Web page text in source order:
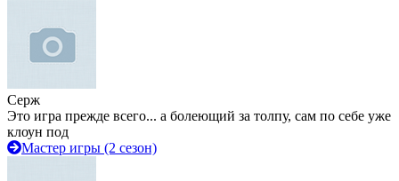
Серж
Это игра прежде всего... а болеющий за толпу, сам по себе уже
клоун под
Мастер игры (2 сезон)